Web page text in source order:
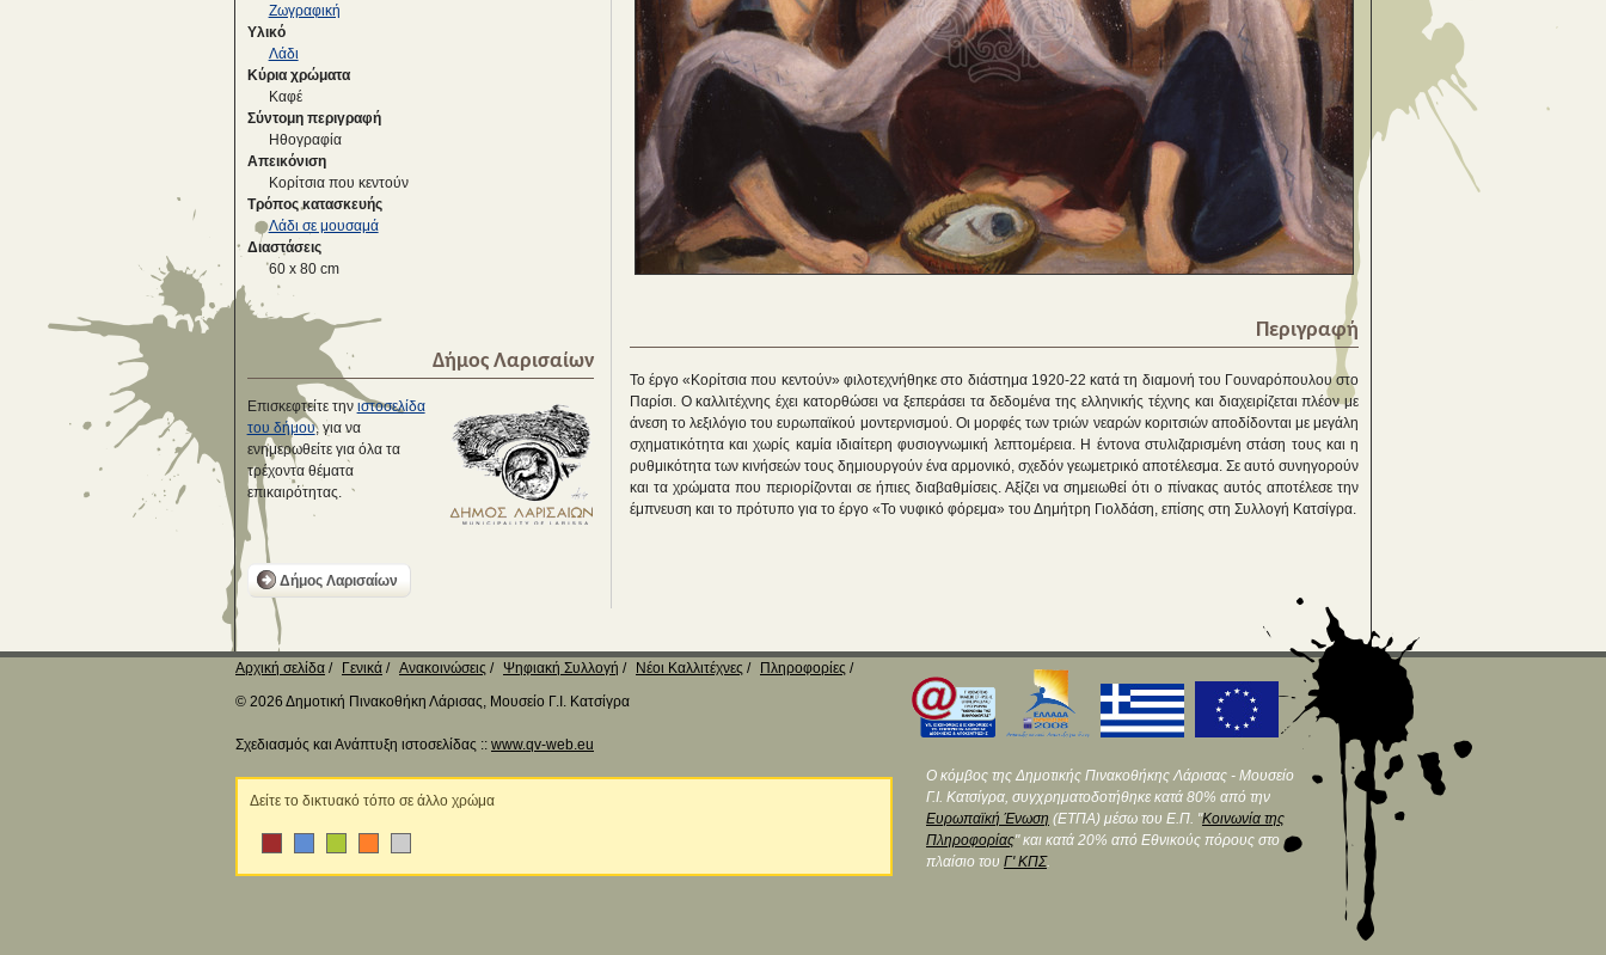
Ζωγραφική
Υλικό
Λάδι
Κύρια χρώματα
Καφέ
Σύντομη περιγραφή
Ηθογραφία
Απεικόνιση
Κορίτσια που κεντούν
Τρόπος κατασκευής
Λάδι σε μουσαμά
Διαστάσεις
60 x 80 cm
Δήμος Λαρισαίων
Επισκεφτείτε την ιστοσελίδα
του δήμου, για να
ενημερωθείτε για όλα τα
τρέχοντα θέματα
επικαιρότητας.
Δήμος Λαρισαίων
Περιγραφή
Το έργο «Κορίτσια που κεντούν» φιλοτεχνήθηκε στο διάστημα 1920-22 κατά τη διαμονή του Γουναρόπουλου στο
Παρίσι. Ο καλλιτέχνης έχει κατορθώσει να ξεπεράσει τα δεδομένα της ελληνικής τέχνης και διαχειρίζεται πλέον με
άνεση το λεξιλόγιο του ευρωπαϊκού μοντερνισμού. Οι μορφές των τριών νεαρών κοριτσιών αποδίδονται με μεγάλη
σχηματικότητα και χωρίς καμία ιδιαίτερη φυσιογνωμική λεπτομέρεια. Η έντονα στυλιζαρισμένη στάση τους και η
ρυθμικότητα των κινήσεών τους δημιουργούν ένα αρμονικό, σχεδόν γεωμετρικό αποτέλεσμα. Σε αυτό συνηγορούν
και τα χρώματα που περιορίζονται σε ήπιες διαβαθμίσεις. Αξίζει να σημειωθεί ότι ο πίνακας αυτός αποτέλεσε την
έμπνευση και το πρότυπο για το έργο «Το νυφικό φόρεμα» του Δημήτρη Γιολδάση, επίσης στη Συλλογή Κατσίγρα.
Αρχική σελίδα Γενικά Ανακοινώσεις Ψηφιακή Συλλογή Νέοι Καλλιτέχνες
Πληροφορίες
© 2026 Δημοτική Πινακοθήκη Λάρισας, Μουσείο Γ.Ι. Κατσίγρα
Σχεδιασμός και Ανάπτυξη ιστοσελίδας :: www.qv-web.eu
Δείτε το δικτυακό τόπο σε άλλο χρώμα
Ο κόμβος της Δημοτικής Πινακοθήκης Λάρισας - Μουσείο
Γ.Ι. Κατσίγρα, συγχρηματοδοτήθηκε κατά 80% από την
Ευρωπαϊκή Ένωση (ΕΤΠΑ) μέσω του Ε.Π. "Κοινωνία της
Πληροφορίας" και κατά 20% από Εθνικούς πόρους στο
πλαίσιο του Γ' ΚΠΣ.